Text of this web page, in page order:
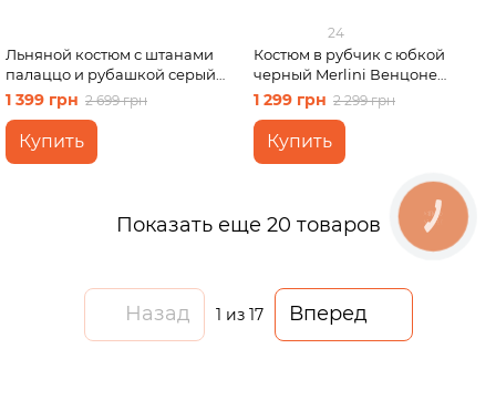
Льняной костюм с штанами
палаццо и рубашкой серый
Лорен 100001203 размер 42-44
1 399 грн 2 699 грн
Купить
24
Костюм в рубчик с юбкой
черный Merlini Венцоне
100001501 размер S-M
1 299 грн 2 299 грн
Купить
Показать еще 20 товаров
Назад 1 из 17 Вперед
КНОПКА
ЗВ'ЯЗКУ